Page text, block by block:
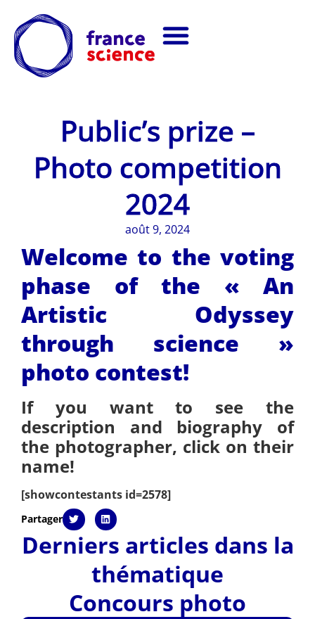
Public’s prize –
Photo competition
2024
août 9, 2024
Welcome to the voting
phase of the « An
Artistic Odyssey
through science »
photo contest!
If you want to see the
description and biography of
the photographer, click on their
name!
[showcontestants id=2578]
Partager
Derniers articles dans la
thématique
Concours photo